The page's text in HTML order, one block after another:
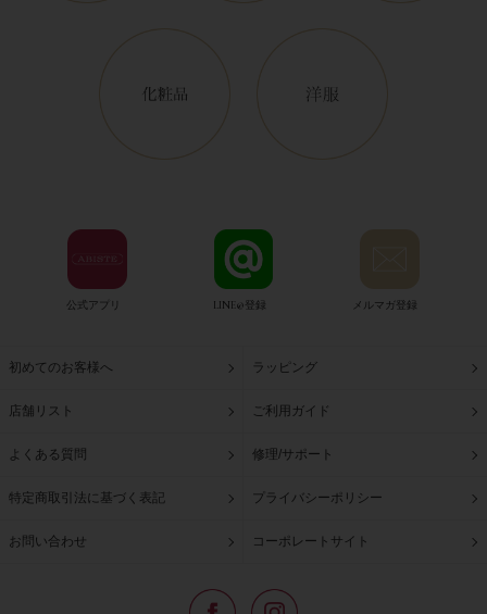
公式アプリ LINE@登録 メルマガ登録
初めてのお客様へ ラッピング
店舗リスト ご利用ガイド
よくある質問 修理/サポート
特定商取引法に基づく表記 プライバシーポリシー
お問い合わせ コーポレートサイト